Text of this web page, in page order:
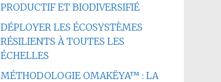
PRODUCTIF ET BIODIVERSIFIÉ
DÉPLOYER LES ÉCOSYSTÈMES
RÉSILIENTS À TOUTES LES
ÉCHELLES
MÉTHODOLOGIE OMAKËYA™ : LA